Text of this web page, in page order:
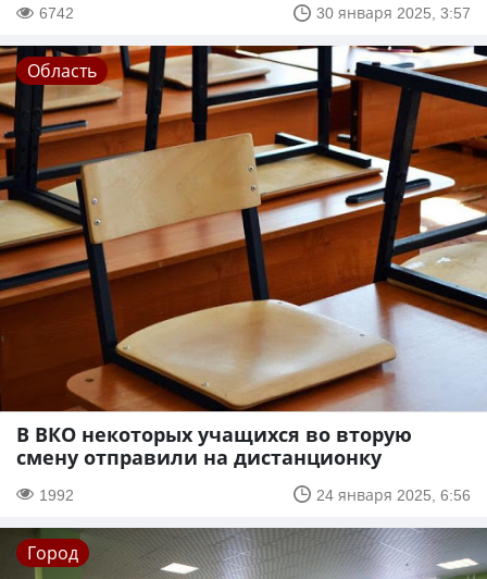
6742 30 января 2025, 3:57
Область
В ВКО некоторых учащихся во вторую
смену отправили на дистанционку
1992 24 января 2025, 6:56
Город